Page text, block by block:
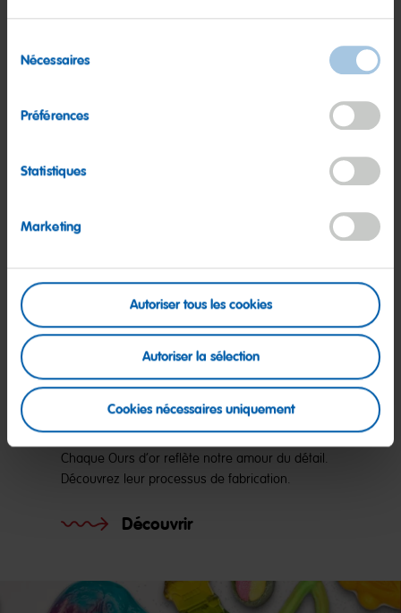
duNécessaires
Préférences
Statistiques
Marketing
Autoriser tous les cookies
Autoriser la sélection
Cookies nécessaires uniquement
La production : variété de
couleurs et de saveurs
Chaque Ours d’or reflète notre amour du détail.
Découvrez leur processus de fabrication.
Découvrir